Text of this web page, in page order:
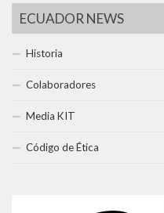
ECUADOR NEWS
Historia
Colaboradores
Media KIT
Código de Ética